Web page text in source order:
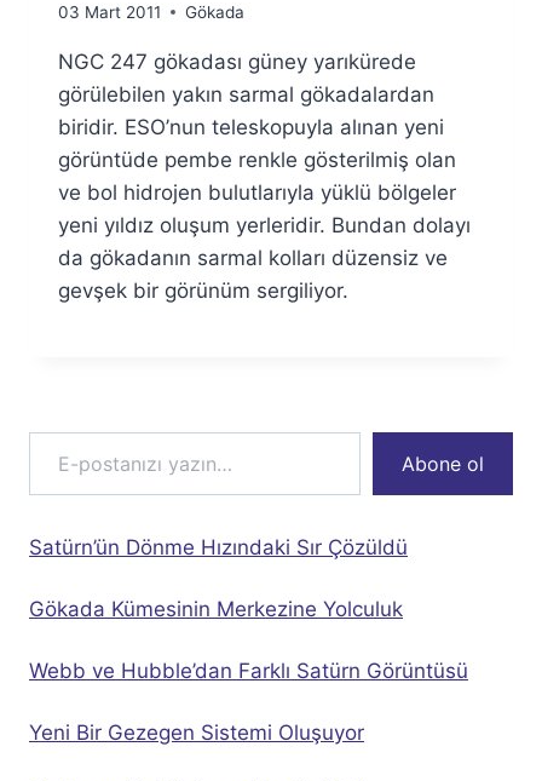
By
Fuat
Özyar
03 Mart 2011 Gökada
NGC 247 gökadası güney yarıkürede
görülebilen yakın sarmal gökadalardan
biridir. ESO’nun teleskopuyla alınan yeni
görüntüde pembe renkle gösterilmiş olan
ve bol hidrojen bulutlarıyla yüklü bölgeler
yeni yıldız oluşum yerleridir. Bundan dolayı
da gökadanın sarmal kolları düzensiz ve
gevşek bir görünüm sergiliyor.
E-postanızı yazın…
Abone ol
Satürn’ün Dönme Hızındaki Sır Çözüldü
Gökada Kümesinin Merkezine Yolculuk
Webb ve Hubble’dan Farklı Satürn Görüntüsü
Yeni Bir Gezegen Sistemi Oluşuyor